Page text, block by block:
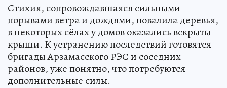
Стихия, сопровождавшаяся сильными
порывами ветра и дождями, повалила деревья,
в некоторых сёлах у домов оказались вскрыты
крыши. К устранению последствий готовятся
бригады Арзамасского РЭС и соседних
районов, уже понятно, что потребуются
дополнительные силы.